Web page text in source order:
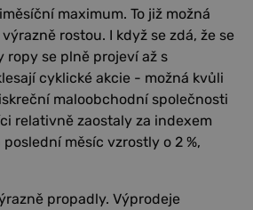
maximum. To již možná
rostou. I když se zdá, že se
ropy se plně projeví až s
cyklické akcie - možná kvůli
maloobchodní společnosti
relativně zaostaly za indexem
měsíc vzrostly o 2 %,
propadly. Výprodeje